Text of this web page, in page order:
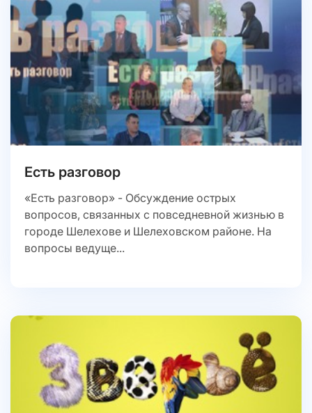
Есть разговор
«Есть разговор» - Обсуждение острых
вопросов, связанных с повседневной жизнью в
городе Шелехове и Шелеховском районе. На
вопросы ведуще...